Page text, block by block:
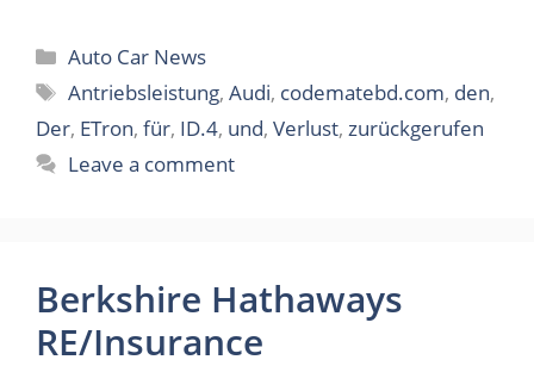
Categories
Auto Car News
Tags
Antriebsleistung,Audi, codematebd.com, den,
Der, ETron, für, ID.4, und, Verlust, zurückgerufen
Leave a comment
Berkshire Hathaways
RE/Insurance